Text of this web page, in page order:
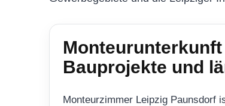
Bauprojekte und
Monteurzimmer Leipzig Paunsdorf